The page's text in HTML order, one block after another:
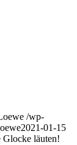
/wp-
2021-01-15
läuten!